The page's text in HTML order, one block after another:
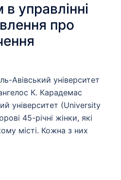
управлінні
про
Авівський університет
К. Карадемас
університет (University
45-річні жінки, які
місті. Кожна з них